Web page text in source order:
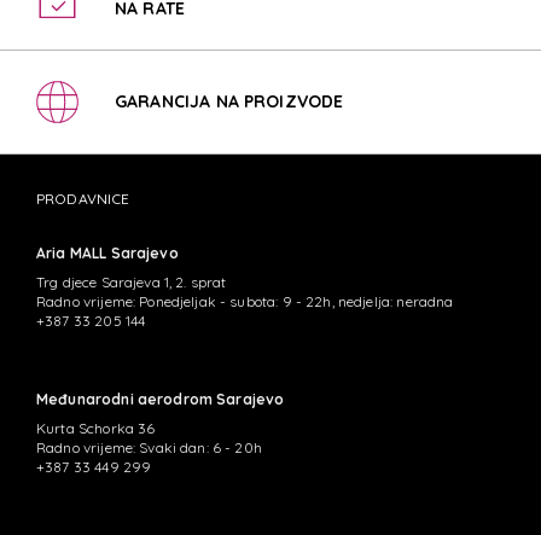
NA RATE
GARANCIJA NA PROIZVODE
PRODAVNICE
Aria MALL Sarajevo
Trg djece Sarajeva 1, 2. sprat
Radno vrijeme: Ponedjeljak - subota: 9 - 22h, nedjelja: neradna
+387 33 205 144
Međunarodni aerodrom Sarajevo
Kurta Schorka 36
Radno vrijeme: Svaki dan: 6 - 20h
+387 33 449 299